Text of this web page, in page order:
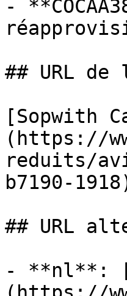
-
## URL de
[Sopwith
(https://
reduits/
b7190-
## URL
- **nl**: